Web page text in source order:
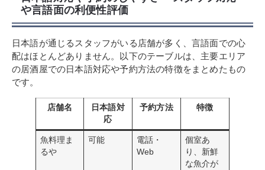
や言語面の利便性評価
日本語が通じるスタッフがいる店舗が多く、言語面での心
配はほとんどありません。以下のテーブルは、主要エリア
の居酒屋での日本語対応や予約方法の特徴をまとめたもの
です。
店舗名
日本語対
応
予約方法 特徴
魚料理ま
るや
可能
電話・
Web
個室あ
り、新鮮
な魚介が